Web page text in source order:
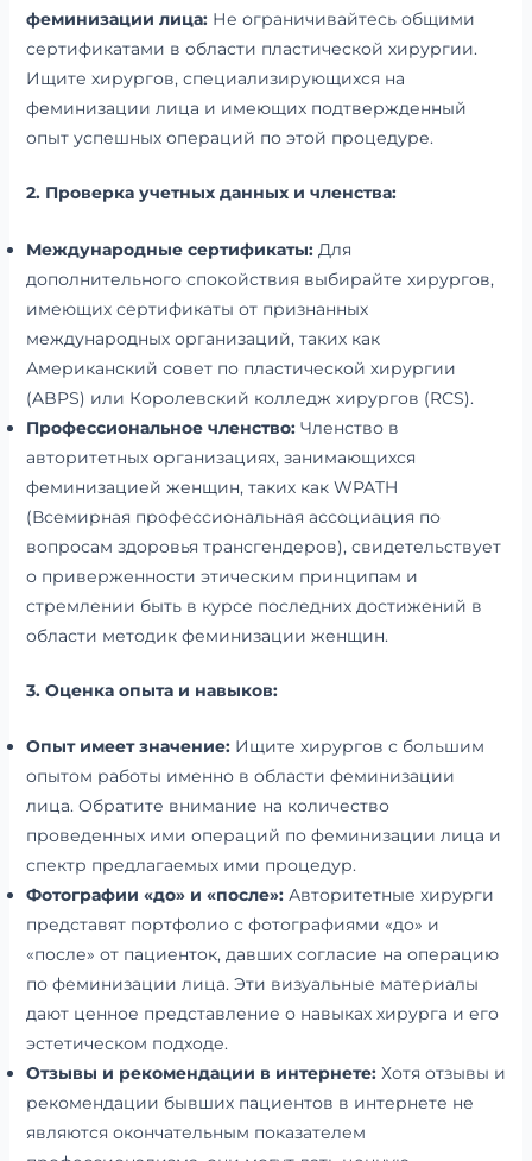
феминизации лица:Не ограничивайтесь общими
сертификатами в области пластической хирургии.
Ищите хирургов, специализирующихся на
феминизации лица и имеющих подтвержденный
опыт успешных операций по этой процедуре.
2. Проверка учетных данных и членства:
Международные сертификаты:Для
дополнительного спокойствия выбирайте хирургов,
имеющих сертификаты от признанных
международных организаций, таких как
Американский совет по пластической хирургии
(ABPS) или Королевский колледж хирургов (RCS).
Профессиональное членство:Членство в
авторитетных организациях, занимающихся
феминизацией женщин, таких как WPATH
(Всемирная профессиональная ассоциация по
вопросам здоровья трансгендеров), свидетельствует
о приверженности этическим принципам и
стремлении быть в курсе последних достижений в
области методик феминизации женщин.
3. Оценка опыта и навыков:
Опыт имеет значение:Ищите хирургов с большим
опытом работы именно в области феминизации
лица. Обратите внимание на количество
проведенных ими операций по феминизации лица и
спектр предлагаемых ими процедур.
Фотографии «до» и «после»:Авторитетные хирурги
представят портфолио с фотографиями «до» и
«после» от пациенток, давших согласие на операцию
по феминизации лица. Эти визуальные материалы
дают ценное представление о навыках хирурга и его
эстетическом подходе.
Отзывы и рекомендации в интернете:Хотя отзывы и
рекомендации бывших пациентов в интернете не
являются окончательным показателем